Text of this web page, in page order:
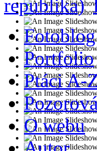
Fotoblog
Portfolio
Ptáci A-
O webu